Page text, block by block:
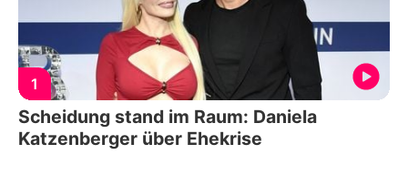
1
Scheidung stand im Raum: Daniela
Katzenberger über Ehekrise